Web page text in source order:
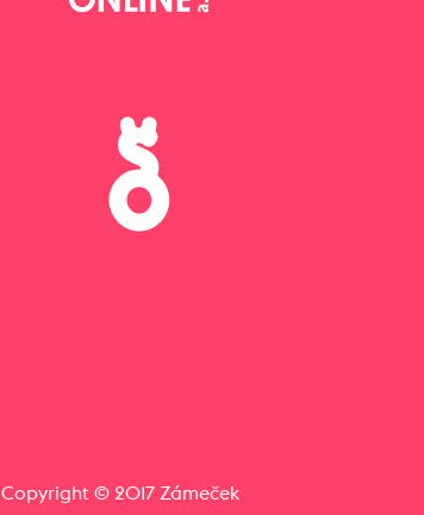
Copyright © 2017 Zámeček